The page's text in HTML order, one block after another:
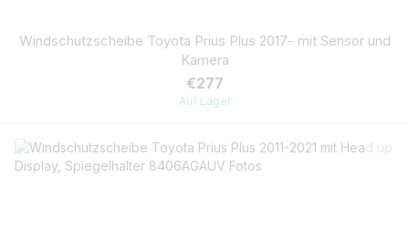
Windschutzscheibe Toyota Prius Plus 2017- mit Sensor und
Kamera
€277
Auf Lager